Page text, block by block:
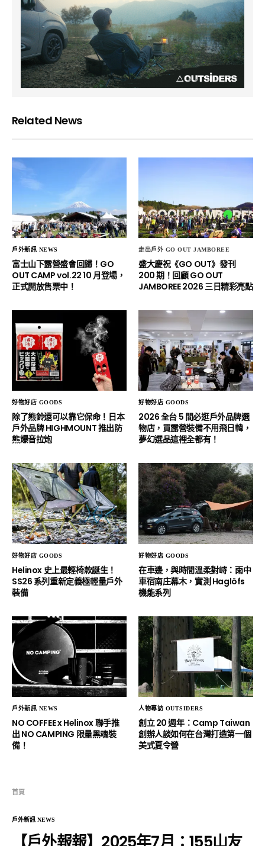
Related News
戶外新訊 NEWS
富士山下露營盛會回歸！GO
OUT CAMP vol.22 10 月登場，
正式開放售票中！
走出戶外 GO OUT JAMBOREE
盛大慶祝《GO OUT》發刊
200 期！回顧 GO OUT
JAMBOREE 2026 三日精彩亮點
好物好店 GOODS
除了熊鈴還可以靠它保命！日本
戶外品牌 HIGHMOUNT 推出防
熊爆音拉炮
好物好店 GOODS
2026 全台 5 間必逛戶外品牌選
物店，買露營裝備不用飛日韓，
夢幻選品這裡全都有！
好物好店 GOODS
Helinox 史上最輕椅款誕生！
SS26 系列重新定義極輕量戶外
裝備
好物好店 GOODS
在車邊，與時間溫柔對峙：雨中
車宿南庄幕木，實測 Haglöfs
機能系列
戶外新訊 NEWS
NO COFFEE x Helinox 聯手推
出 NO CAMPING 限量黑魂裝
備！
人物專訪 OUTSIDERS
創立 20 週年：Camp Taiwan
創辦人談如何在台灣打造第一個
美式夏令營
首頁
戶外新訊 NEWS